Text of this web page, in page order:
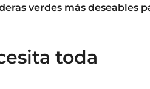
verdes más deseables
toda